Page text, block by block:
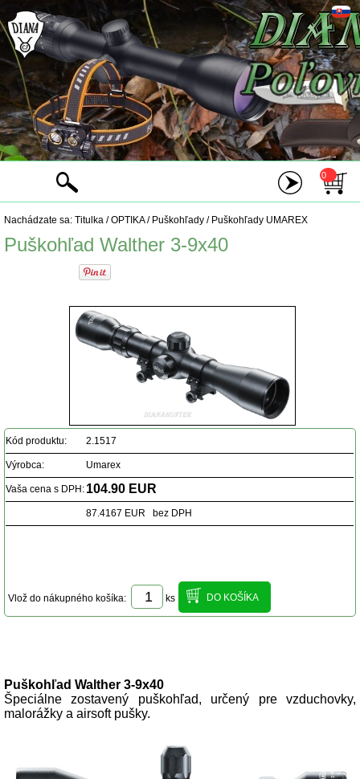
0
Nachádzate sa: Titulka /OPTIKA/ Puškohľady / Puškohľady UMAREX
Puškohľad Walther 3-9x40
Kód produktu: 2.1517
Výrobca: Umarex
Vaša cena s DPH: 104.90 EUR
87.4167 EUR bez DPH
Vlož do nákupného košíka: ks
Puškohľad Walther 3-9x40
Špeciálne zostavený puškohľad, určený pre vzduchovky,
malorážky a airsoft pušky.